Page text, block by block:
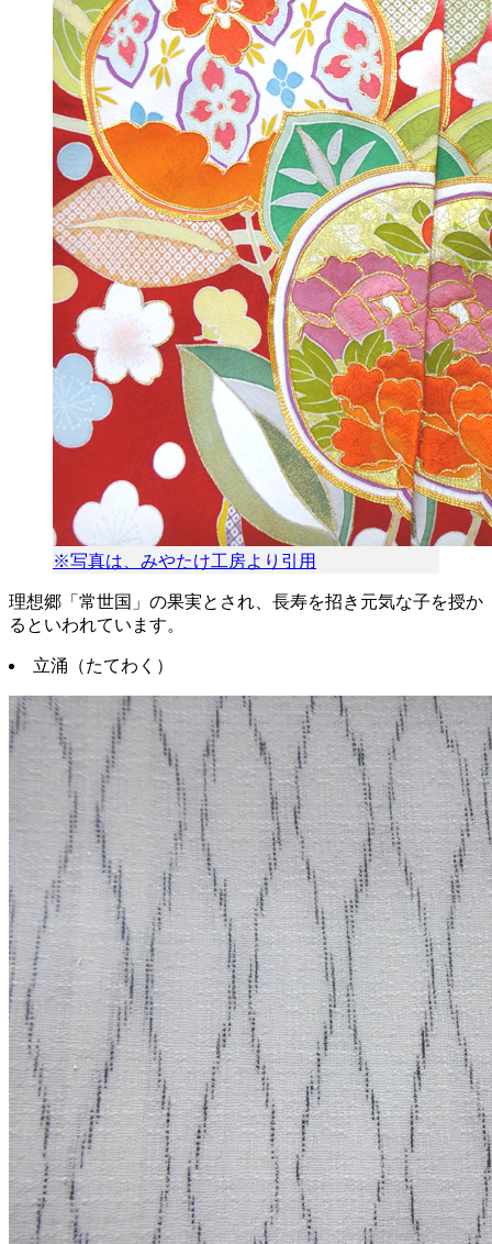
※写真は、みやたけ工房より引用
理想郷「常世国」の果実とされ、長寿を招き元気な子を授か
るといわれています。
立涌（たてわく）